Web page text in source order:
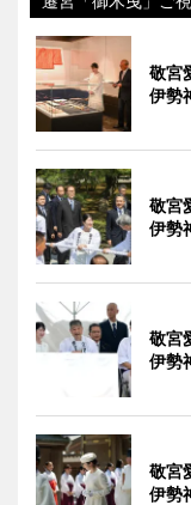
敬宮
伊勢
敬宮
伊勢
敬宮
伊勢
敬宮
伊勢